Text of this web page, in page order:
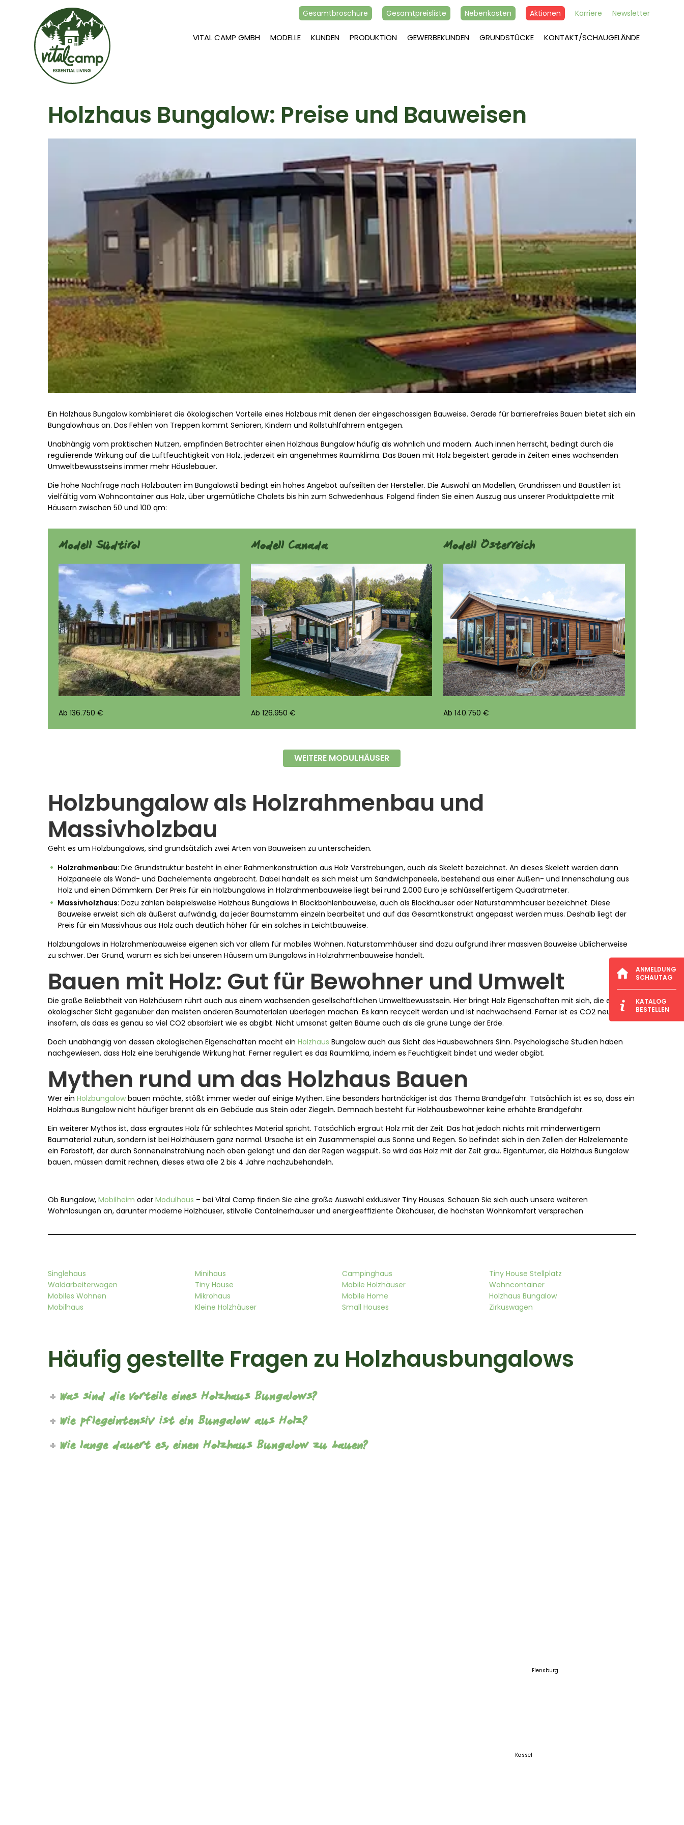
Gesamtbroschüre Gesamtpreisliste Nebenkosten Aktionen Karriere Newsletter
VITAL CAMP GMBH MODELLE KUNDEN PRODUKTION GEWERBEKUNDEN GRUNDSTÜCKE KONTAKT/SCHAUGELÄNDE
Holzhaus Bungalow: Preise und Bauweisen
Ein Holzhaus Bungalow kombinieret die ökologischen Vorteile eines Holzbaus mit denen der eingeschossigen Bauweise. Gerade für barrierefreies Bauen bietet sich ein
Bungalowhaus an. Das Fehlen von Treppen kommt Senioren, Kindern und Rollstuhlfahrern entgegen.
Unabhängig vom praktischen Nutzen, empfinden Betrachter einen Holzhaus Bungalow häufig als wohnlich und modern. Auch innen herrscht, bedingt durch die
regulierende Wirkung auf die Luftfeuchtigkeit von Holz, jederzeit ein angenehmes Raumklima. Das Bauen mit Holz begeistert gerade in Zeiten eines wachsenden
Umweltbewusstseins immer mehr Häuslebauer.
Die hohe Nachfrage nach Holzbauten im Bungalowstil bedingt ein hohes Angebot aufseilten der Hersteller. Die Auswahl an Modellen, Grundrissen und Baustilen ist
vielfältig vom Wohncontainer aus Holz, über urgemütliche Chalets bis hin zum Schwedenhaus. Folgend finden Sie einen Auszug aus unserer Produktpalette mit
Häusern zwischen 50 und 100 qm:
Modell Südtirol Modell Canada Modell Österreich
Ab 136.750 € Ab 126.950 € Ab 140.750 €
WEITERE MODULHÄUSER
Holzbungalow als Holzrahmenbau und
Massivholzbau
Geht es um Holzbungalows, sind grundsätzlich zwei Arten von Bauweisen zu unterscheiden.
Holzrahmenbau: Die Grundstruktur besteht in einer Rahmenkonstruktion aus Holz Verstrebungen, auch als Skelett bezeichnet. An dieses Skelett werden dann
Holzpaneele als Wand- und Dachelemente angebracht. Dabei handelt es sich meist um Sandwichpaneele, bestehend aus einer Außen- und Innenschalung aus
Holz und einen Dämmkern. Der Preis für ein Holzbungalows in Holzrahmenbauweise liegt bei rund 2.000 Euro je schlüsselfertigem Quadratmeter.
Massivholzhaus: Dazu zählen beispielsweise Holzhaus Bungalows in Blockbohlenbauweise, auch als Blockhäuser oder Naturstammhäuser bezeichnet. Diese
Bauweise erweist sich als äußerst aufwändig, da jeder Baumstamm einzeln bearbeitet und auf das Gesamtkonstrukt angepasst werden muss. Deshalb liegt der
Preis für ein Massivhaus aus Holz auch deutlich höher für ein solches in Leichtbauweise.
Holzbungalows in Holzrahmenbauweise eigenen sich vor allem für mobiles Wohnen. Naturstammhäuser sind dazu aufgrund ihrer massiven Bauweise üblicherweise
zu schwer. Der Grund, warum es sich bei unseren Häusern um Bungalows in Holzrahmenbauweise handelt.
Bauen mit Holz: Gut für Bewohner und Umwelt
Die große Beliebtheit von Holzhäusern rührt auch aus einem wachsenden gesellschaftlichen Umweltbewusstsein. Hier bringt Holz Eigenschaften mit sich, die es aus
ökologischer Sicht gegenüber den meisten anderen Baumaterialen überlegen machen. Es kann recycelt werden und ist nachwachsend. Ferner ist es CO2 neutral
insofern, als dass es genau so viel CO2 absorbiert wie es abgibt. Nicht umsonst gelten Bäume auch als die grüne Lunge der Erde.
Doch unabhängig von dessen ökologischen Eigenschaften macht einHolzhaus Bungalow auch aus Sicht des Hausbewohners Sinn. Psychologische Studien haben
nachgewiesen, dass Holz eine beruhigende Wirkung hat. Ferner reguliert es das Raumklima, indem es Feuchtigkeit bindet und wieder abgibt.
Mythen rund um das Holzhaus Bauen
Wer einHolzbungalow bauen möchte, stößt immer wieder auf einige Mythen. Eine besonders hartnäckiger ist das Thema Brandgefahr. Tatsächlich ist es so, dass ein
Holzhaus Bungalow nicht häufiger brennt als ein Gebäude aus Stein oder Ziegeln. Demnach besteht für Holzhausbewohner keine erhöhte Brandgefahr.
Ein weiterer Mythos ist, dass ergrautes Holz für schlechtes Material spricht. Tatsächlich ergraut Holz mit der Zeit. Das hat jedoch nichts mit minderwertigem
Baumaterial zutun, sondern ist bei Holzhäusern ganz normal. Ursache ist ein Zusammenspiel aus Sonne und Regen. So befindet sich in den Zellen der Holzelemente
ein Farbstoff, der durch Sonneneinstrahlung nach oben gelangt und den der Regen wegspült. So wird das Holz mit der Zeit grau. Eigentümer, die Holzhaus Bungalow
bauen, müssen damit rechnen, dieses etwa alle 2 bis 4 Jahre nachzubehandeln.
Ob Bungalow,Mobilheim oderModulhaus – bei Vital Camp finden Sie eine große Auswahl exklusiver Tiny Houses. Schauen Sie sich auch unsere weiteren
Wohnlösungen an, darunter moderne Holzhäuser, stilvolle Containerhäuser und energieeffiziente Ökohäuser, die höchsten Wohnkomfort versprechen
Singlehaus
Waldarbeiterwagen
Mobiles Wohnen
Mobilhaus
Minihaus
Tiny House
Mikrohaus
Kleine Holzhäuser
Campinghaus
Mobile Holzhäuser
Mobile Home
Small Houses
Tiny House Stellplatz
Wohncontainer
Holzhaus Bungalow
Zirkuswagen
Häufig gestellte Fragen zu Holzhausbungalows
Was sind die Vorteile eines Holzhaus Bungalows?
Wie pflegeintensiv ist ein Bungalow aus Holz?
Wie lange dauert es, einen Holzhaus Bungalow zu bauen?
Kassel
Flensburg
ANMELDUNG
SCHAUTAG
KATALOG
BESTELLEN